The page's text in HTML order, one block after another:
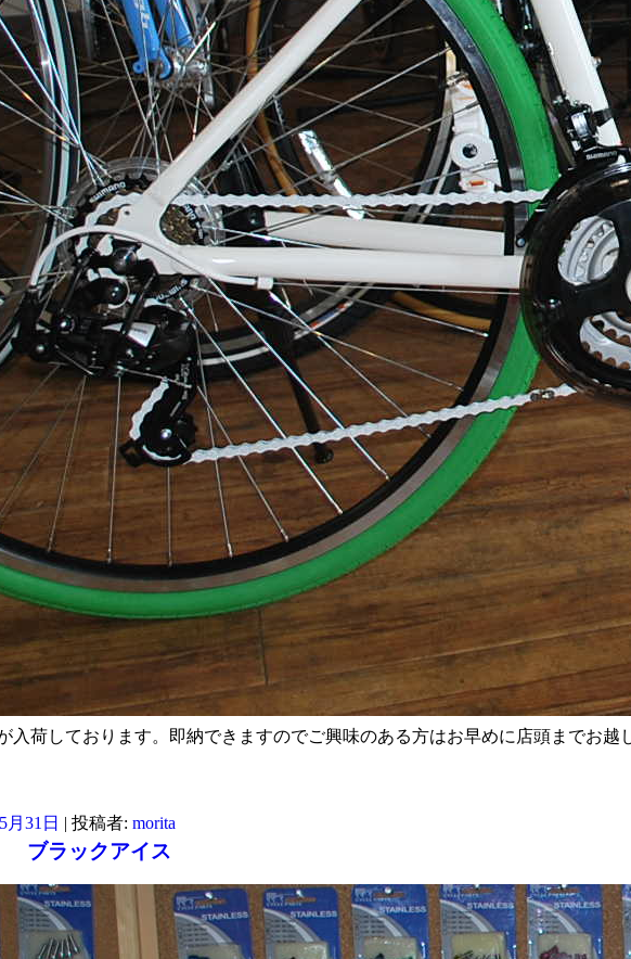
荷しております。即納できますのでご興味のある方はお早めに店頭までお越
月31日 | 投稿者: morita
ラックアイス